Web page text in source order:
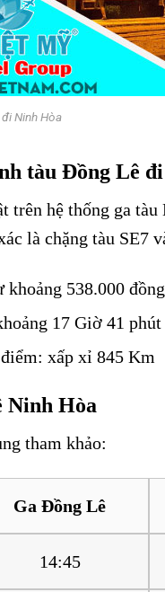
Ninh Hòa
tàu Đồng Lê
trên hệ thống ga
là chặng tàu SE7
538.000
17 Giờ 41 phút
xấp xỉ 845 Km
Ninh Hòa
tham khảo:
Ga Đồng Lê
14:45